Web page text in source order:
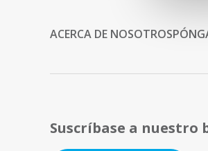
ACERCA DE NOSOTROS
Suscríbase a nuestro